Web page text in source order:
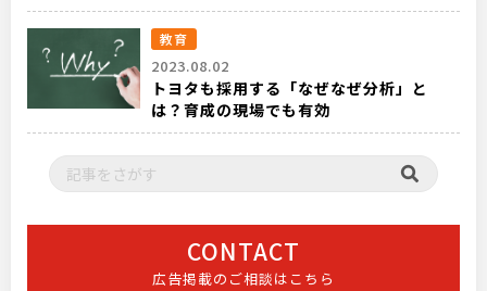
教育
2023.08.02
トヨタも採用する「なぜなぜ分析」と
は？育成の現場でも有効
CONTACT
広告掲載のご相談はこちら